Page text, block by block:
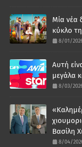
Μία νέα
κύκλο
8/01/
Αυτή
μεγάλα
8/03/
Βασίλη
8/04/